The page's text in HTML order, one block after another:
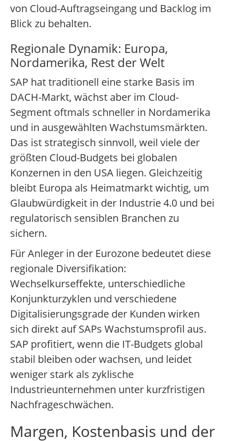
von Cloud-Auftragseingang und Backlog im
Blick zu behalten.
Regionale Dynamik: Europa,
Nordamerika, Rest der Welt
SAP hat traditionell eine starke Basis im
DACH-Markt, wächst aber im Cloud-
Segment oftmals schneller in Nordamerika
und in ausgewählten Wachstumsmärkten.
Das ist strategisch sinnvoll, weil viele der
größten Cloud-Budgets bei globalen
Konzernen in den USA liegen. Gleichzeitig
bleibt Europa als Heimatmarkt wichtig, um
Glaubwürdigkeit in der Industrie 4.0 und bei
regulatorisch sensiblen Branchen zu
sichern.
Für Anleger in der Eurozone bedeutet diese
regionale Diversifikation:
Wechselkurseffekte, unterschiedliche
Konjunkturzyklen und verschiedene
Digitalisierungsgrade der Kunden wirken
sich direkt auf SAPs Wachstumsprofil aus.
SAP profitiert, wenn die IT-Budgets global
stabil bleiben oder wachsen, und leidet
weniger stark als zyklische
Industrieunternehmen unter kurzfristigen
Nachfrageschwächen.
Margen, Kostenbasis und der